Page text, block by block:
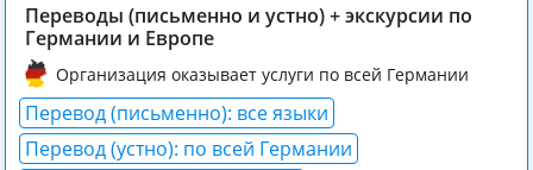
Переводы (письменно и устно) + экскурсии по
Германии и Европе
Организация оказывает услуги по всей Германии
Перевод (письменно): все языки
Перевод (устно): по всей Германии